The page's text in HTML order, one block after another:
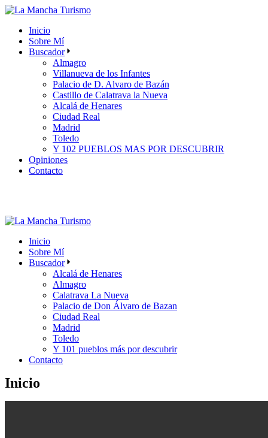
Skip
content
Inicio
Sobre Mí
Buscador
Almagro
Villanueva de los Infantes
Palacio de D. Alvaro de Bazán
Castillo de Calatrava la Nueva
Alcalá de Henares
Ciudad Real
Madrid
Toledo
Y 102 PUEBLOS MAS POR DESCUBRIR
Opiniones
Contacto
Inicio
Sobre Mí
Buscador
Alcalá de Henares
Almagro
Calatrava La Nueva
Palacio de Don Álvaro de Bazan
Ciudad Real
Madrid
Toledo
Y 101 pueblos más por descubrir
Contacto
Inicio